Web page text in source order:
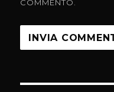
COMMENTO.